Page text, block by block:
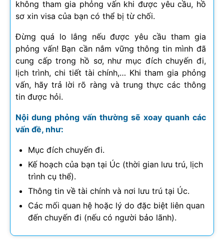
không tham gia phỏng vấn khi được yêu cầu, hồ
sơ xin visa của bạn có thể bị từ chối.
Đừng quá lo lắng nếu được yêu cầu tham gia
phỏng vấn! Bạn cần nắm vững thông tin mình đã
cung cấp trong hồ sơ, như mục đích chuyến đi,
lịch trình, chi tiết tài chính,… Khi tham gia phỏng
vấn, hãy trả lời rõ ràng và trung thực các thông
tin được hỏi.
Nội dung phỏng vấn thường sẽ xoay quanh các
vấn đề, như:
Mục đích chuyến đi.
Kế hoạch của bạn tại Úc (thời gian lưu trú, lịch
trình cụ thể).
Thông tin về tài chính và nơi lưu trú tại Úc.
Các mối quan hệ hoặc lý do đặc biệt liên quan
đến chuyến đi (nếu có người bảo lãnh).